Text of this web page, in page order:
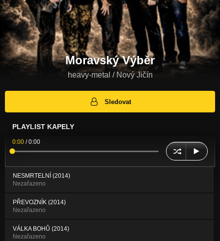
Moravský Výběr
heavy-metal / Nový Jičín
Sledovat
PLAYLIST KAPELY
0:00 /0:00
NESMRTELNÍ (2014)
Nezařazeno
PŘEVOZNÍK (2014)
Nezařazeno
VÁLKA BOHŮ (2014)
Nezařazeno